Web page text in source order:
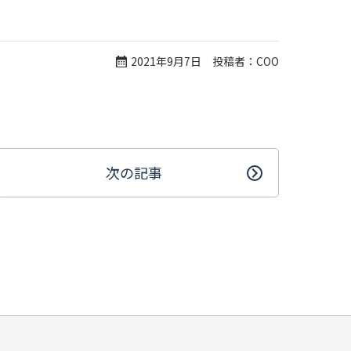
2021年9月7日 投稿者：COO
次の記事